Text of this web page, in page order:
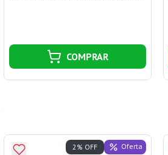
COMPRAR
2% OFF Oferta